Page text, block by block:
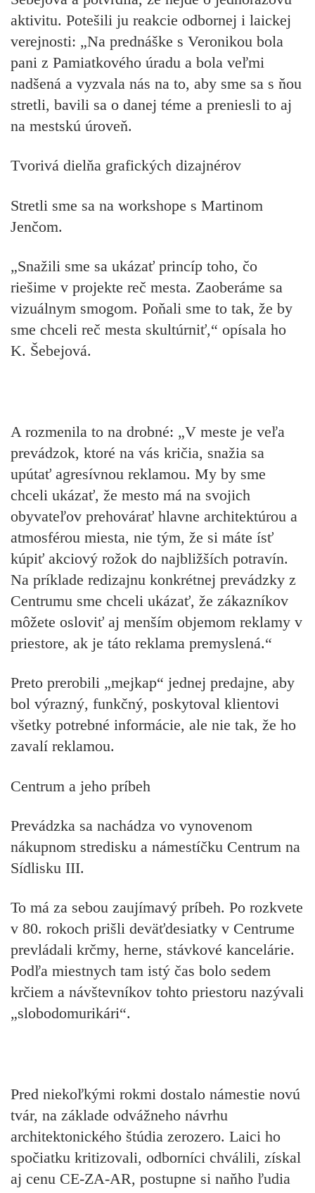
aktivitu. Potešili ju reakcie odbornej i laickej
verejnosti: „Na prednáške s Veronikou bola
pani z Pamiatkového úradu a bola veľmi
nadšená a vyzvala nás na to, aby sme sa s ňou
stretli, bavili sa o danej téme a preniesli to aj
na mestskú úroveň.
Tvorivá dielňa grafických dizajnérov
Stretli sme sa na workshope s Martinom
Jenčom.
„Snažili sme sa ukázať princíp toho, čo
riešime v projekte reč mesta. Zaoberáme sa
vizuálnym smogom. Poňali sme to tak, že by
sme chceli reč mesta skultúrniť,“ opísala ho
K. Šebejová.
A rozmenila to na drobné: „V meste je veľa
prevádzok, ktoré na vás kričia, snažia sa
upútať agresívnou reklamou. My by sme
chceli ukázať, že mesto má na svojich
obyvateľov prehovárať hlavne architektúrou a
atmosférou miesta, nie tým, že si máte ísť
kúpiť akciový rožok do najbližších potravín.
Na príklade redizajnu konkrétnej prevádzky z
Centrumu sme chceli ukázať, že zákazníkov
môžete osloviť aj menším objemom reklamy v
priestore, ak je táto reklama premyslená.“
Preto prerobili „mejkap“ jednej predajne, aby
bol výrazný, funkčný, poskytoval klientovi
všetky potrebné informácie, ale nie tak, že ho
zavalí reklamou.
Centrum a jeho príbeh
Prevádzka sa nachádza vo vynovenom
nákupnom stredisku a námestíčku Centrum na
Sídlisku III.
To má za sebou zaujímavý príbeh. Po rozkvete
v 80. rokoch prišli deväťdesiatky v Centrume
prevládali krčmy, herne, stávkové kancelárie.
Podľa miestnych tam istý čas bolo sedem
krčiem a návštevníkov tohto priestoru nazývali
„slobodomurikári“.
Pred niekoľkými rokmi dostalo námestie novú
tvár, na základe odvážneho návrhu
architektonického štúdia zerozero. Laici ho
spočiatku kritizovali, odborníci chválili, získal
aj cenu CE-ZA-AR, postupne si naňho ľudia